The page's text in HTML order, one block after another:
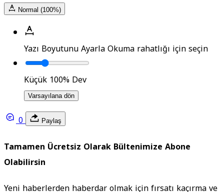
Normal (100%)
Yazı Boyutunu AyarlaOkuma rahatlığı için seçin
Küçük 100%Dev
Varsayılana dön
0 Paylaş
Tamamen Ücretsiz Olarak Bültenimize Abone
Olabilirsin
Yeni haberlerden haberdar olmak için fırsatı kaçırma ve